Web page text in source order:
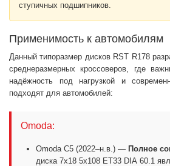
ступичных подшипников.
Применимость к автомобилям
Данный типоразмер дисков RST R178
среднеразмерных кроссоверов, где
надёжность под нагрузкой и
подходят для автомобилей:
Omoda:
Omoda C5 (2022–н.в.) — Полное
диска 7x18 5x108 ET33 DIA 60.1